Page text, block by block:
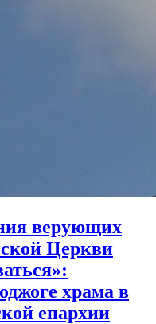
верующих
Церкви
храма в
епархии